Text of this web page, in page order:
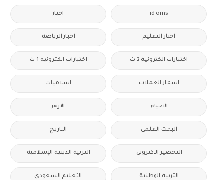
idioms اخبار
اخبار التعليم اخبار الرياضة
اختبارات الكترونية 2 ث اختبارات الكترونيه 1 ث
اسعار العملات اسلاميات
الاحياء الازهر
البحث العلمى التاريخ
التحضير الاكترونى التربية الدينية الإسلامية
التربية الوطنية التعليم السعودى